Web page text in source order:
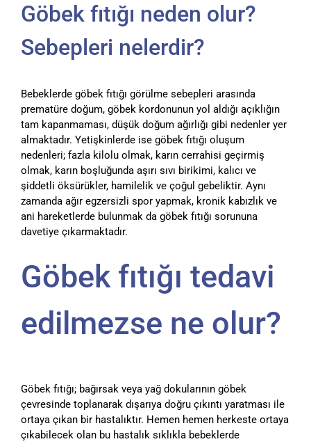
Göbek fıtığı neden olur?
Sebepleri nelerdir?
Bebeklerde göbek fıtığı görülme sebepleri arasında
prematüre doğum, göbek kordonunun yol aldığı açıklığın
tam kapanmaması, düşük doğum ağırlığı gibi nedenler yer
almaktadır. Yetişkinlerde ise göbek fıtığı oluşum
nedenleri; fazla kilolu olmak, karın cerrahisi geçirmiş
olmak, karın boşluğunda aşırı sıvı birikimi, kalıcı ve
şiddetli öksürükler, hamilelik ve çoğul gebeliktir. Aynı
zamanda ağır egzersizli spor yapmak, kronik kabızlık ve
ani hareketlerde bulunmak da göbek fıtığı sorununa
davetiye çıkarmaktadır.
Göbek fıtığı tedavi
edilmezse ne olur?
Göbek fıtığı; bağırsak veya yağ dokularının göbek
çevresinde toplanarak dışarıya doğru çıkıntı yaratması ile
ortaya çıkan bir hastalıktır. Hemen hemen herkeste ortaya
çıkabilecek olan bu hastalık sıklıkla bebeklerde